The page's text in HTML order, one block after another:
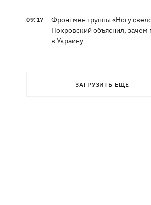
09:17
Фронтмен группы «Ногу
Покровский объяснил, зачем
в Украину
ураган натворил беды на
ЗАГРУЗИТЬ ЕЩЕ